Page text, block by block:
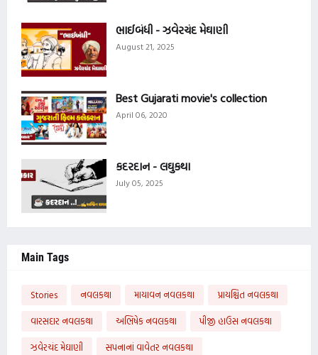
ભાઈબંધી - ઝવેરચંદ મેઘાણી
August 21, 2025
Best Gujarati movie's collection
April 06, 2020
કદરદાન - લઘુકથા
July 05, 2025
Main Tags
Stories નવલકથા માયાવન નવલકથા
પ્રાયશ્ચિત નવલકથા
વારસદાર નવલકથા
અભિષેક નવલકથા
પીજી હાઉસ નવલકથા
ઝવેરચંદ મેઘાણી
સપનાનાં વાવેતર નવલકથા